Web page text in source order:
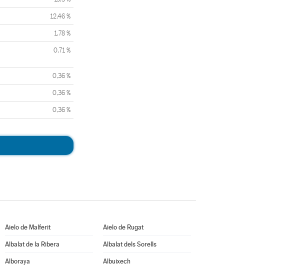
12,46 %
1,78 %
0,71 %
0,36 %
0,36 %
0,36 %
Aielo de Malferit Aielo de Rugat
Albalat de la Ribera Albalat dels Sorells
Alboraya Albuixech